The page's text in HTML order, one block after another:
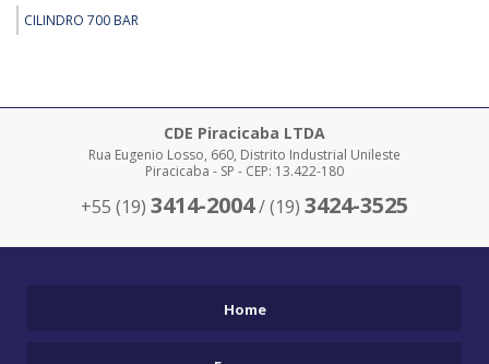
CILINDRO 700 BAR
COMPRAR EMPILHADEIRA SKAM
COMPRAR MACACOS PARA REMOÇÃO
CDE Piracicaba LTDA
Rua Eugenio Losso, 660, Distrito Industrial Unileste
Piracicaba - SP - CEP: 13.422-180
+55 (19) 3414-2004/ (19) 3424-3525
Home